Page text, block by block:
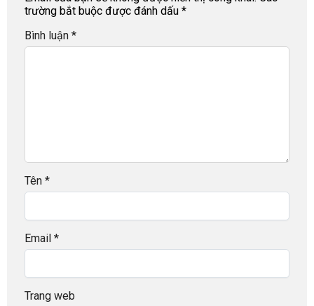
trường bắt buộc được đánh dấu *
Bình luận *
Tên *
Email *
Trang web